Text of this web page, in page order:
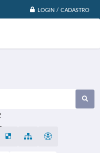
LOGIN / CADASTRO